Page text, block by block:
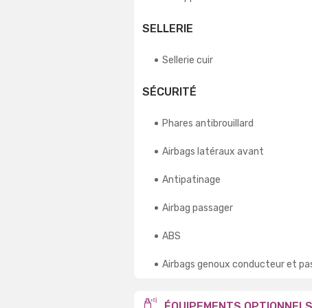
SELLERIE
Sellerie cuir
SÉCURITÉ
Phares antibrouillard
Airbags latéraux avant
Antipatinage
Airbag passager
ABS
Airbags genoux conducteur et